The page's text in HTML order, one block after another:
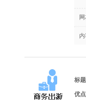
网
标题
优点